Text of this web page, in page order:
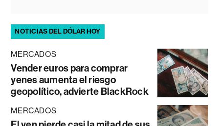
NOTICIAS DEL DÓLAR HOY
MERCADOS
Vender euros para comprar
yenes aumenta el riesgo
geopolítico, advierte BlackRock
MERCADOS